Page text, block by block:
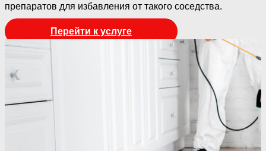
препаратов для избавления от такого соседства.
Перейти к услуге